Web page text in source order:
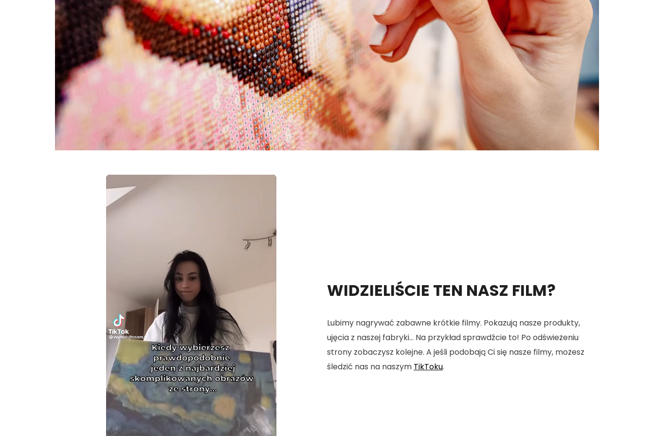
WIDZIELIŚCIE TEN NASZ FILM?
Lubimy nagrywać zabawne krótkie filmy. Pokazują nasze produkty,
ujęcia z naszej fabryki... Na przykład sprawdźcie to! Po odświeżeniu
strony zobaczysz kolejne. A jeśli podobają Ci się nasze filmy, możesz
śledzić nas na naszym TikToku.